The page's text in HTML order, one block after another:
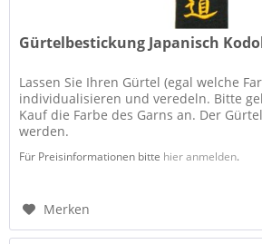
Gürtelbestickung Japanisch
Lassen Sie Ihren Gürtel (egal welche
individualisieren und veredeln. Bitte
Kauf die Farbe des Garns an. Der
werden.
Für Preisinformationen bitte hier anmelden.
Merken